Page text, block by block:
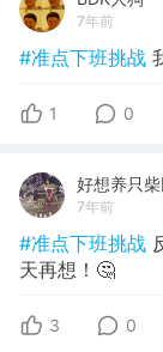
7年前
#准点下班挑战
1 0
好想养只
7年前
#准点下班挑战
天再想！🤔
3 0